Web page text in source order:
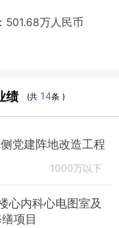
501.68万人民币
绩 (共 14条 )
党建阵地改造工程
1000万以下
心内科心电图室及
项目